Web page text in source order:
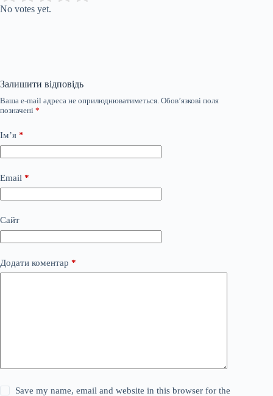
No votes yet.
Залишити відповідь
Ваша e-mail адреса не оприлюднюватиметься. Обов’язкові поля
позначені *
Ім’я *
Email *
Сайт
Додати коментар *
Save my name, email and website in this browser for the